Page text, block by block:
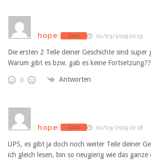
hope Gast 01/03/2019 10:15
Die ersten 2 Teile deiner Geschichte sind super
Warum gibt es bzw. gab es keine
0 Antworten
hope Gast 01/03/2019 10:18
UPS, es gibt ja doch noch weiter Teile deiner
ich gleich lesen, bin so neugierig wie das ganze